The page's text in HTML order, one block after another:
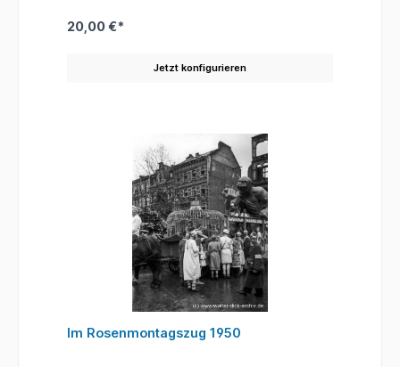
20,00 €*
Jetzt konfigurieren
Im Rosenmontagszug 1950